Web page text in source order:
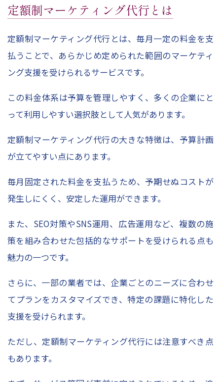
定額制マーケティング代行とは
定額制マーケティング代行とは、毎月一定の料金を支
払うことで、あらかじめ定められた範囲のマーケティ
ング支援を受けられるサービスです。
この料金体系は予算を管理しやすく、多くの企業にと
って利用しやすい選択肢として人気があります。
定額制マーケティング代行の大きな特徴は、予算計画
が立てやすい点にあります。
毎月固定された料金を支払うため、予期せぬコストが
発生しにくく、安定した運用ができます。
また、 SEO対策やSNS運用、広告運用など、複数の施
策を組み合わせた包括的なサポートを受けられる点も
魅力の一つです。
さらに、一部の業者では、企業ごとのニーズに合わせ
てプランをカスタマイズでき、特定の課題に特化した
支援を受けられます。
ただし、定額制マーケティング代行には注意すべき点
もあります。